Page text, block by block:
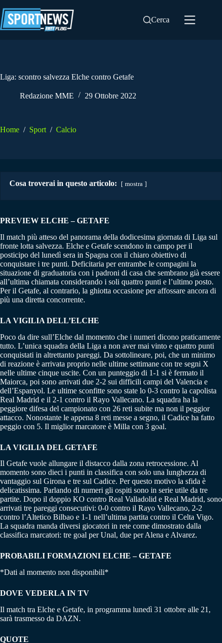
al
contenuto
Cerca
Liga: scontro salvezza Elche contro Getafe
Redazione MME 29 Ottobre 2022
Home / Sport / Calcio
Cosa troverai in questo articolo: mostra
PREVIEW ELCHE – GETAFE
Il match più atteso del panorama della dodicesima giornata di Liga sul
fronte lotta salvezza. Elche e Getafe scendono in campo per il
posticipo del lunedì sera in Spagna con il chiaro obiettivo di
conquistare i tre punti. Deficitaria per entrambe le compagini la
situazione di graduatoria con i padroni di casa che sembrano già essere
all’ultima chiamata considerando i soli quattro punti e l’ultimo posto.
Per il Getafe, al contrario, la ghiotta occasione per affossare ancora di
più una diretta concorrente.
LA VIGILIA DELL’ELCHE
Poco da dire sull’Elche dal momento che i numeri dicono praticamente
tutto. L’unica squadra della Liga a non aver mai vinto e quattro punti
conquistati in altrettanto pareggi. Da sottolineare, poi, che un minimo
di reazione è arrivata proprio nelle ultime settimane con tre segni X
nelle ultime cinque uscite. Con un punteggio di 1-1 si è fermato il
Maiorca, poi sono arrivati due 2-2 sui difficili campi del Valencia e
dell’Espanyol. Le ultime sconfitte sono state lo 0-3 contro la capolista
Real Madrid e il 2-1 contro il Rayo Vallecano. La squadra ha la
peggiore difesa del campionato con 26 reti subite ma non il peggior
attacco. Nonostante le appena 8 reti messe a segno, il Cadice ha fatto
peggio con 5. Il miglior marcatore è Milla con 3 goal.
LA VIGILIA DEL GETAFE
Il Getafe vuole allungare il distacco dalla zona retrocessione. Al
momento sono dieci i punti in classifica con solo una lunghezza di
vantaggio sul Girona e tre sul Cadice. Per questo motivo la sfida è
delicatissima. Parlando di numeri gli ospiti sono in serie utile da tre
partite. Dopo il doppio KO contro Real Valladolid e Real Madrid, sono
arrivati tre pareggi consecutivi: 0-0 contro il Rayo Vallecano, 2-2
contro l’Altetico Bilbao e 1-1 nell’ultima partita contro il Celta Vigo.
La squadra manda diversi giocatori in rete come dimostrato dalla
classifica marcatori: tre goal per Unal, due per Alena e Alvarez.
PROBABILI FORMAZIONI ELCHE – GETAFE
*Dati al momento non disponibili*
DOVE VEDERLA IN TV
Il match tra Elche e Getafe, in programma lunedì 31 ottobre alle 21,
sarà trasmesso da DAZN.
QUOTE